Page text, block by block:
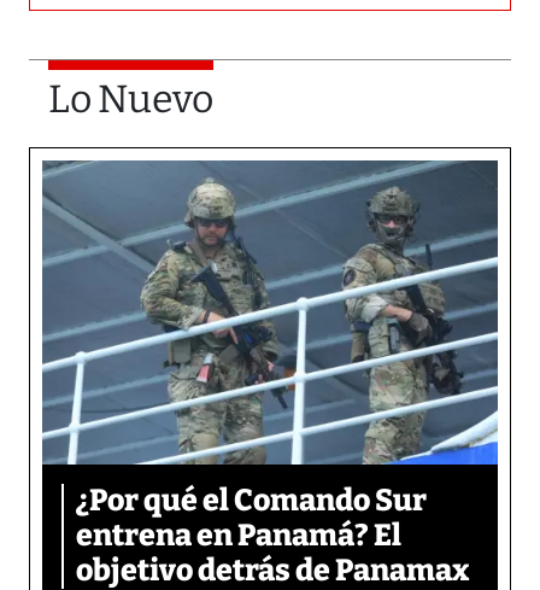
Lo Nuevo
¿Por qué el Comando Sur
entrena en Panamá? El
objetivo detrás de Panamax